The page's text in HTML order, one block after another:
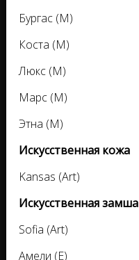
Бургас (M)
Коста (M)
Люкс (M)
Марс (M)
Этна (М)
Искусственная кожа
Kansas (Аrt)
Искусственная замша
Sofia (Аrt)
Амели (Е)